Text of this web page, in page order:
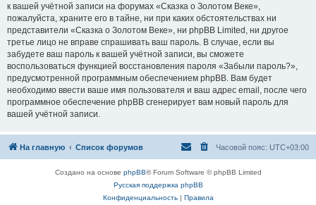
к вашей учётной записи на форумах «Сказка о Золотом Веке»,
пожалуйста, храните его в тайне, ни при каких обстоятельствах ни
представители «Сказка о Золотом Веке», ни phpBB Limited, ни другое
третье лицо не вправе спрашивать ваш пароль. В случае, если вы
забудете ваш пароль к вашей учётной записи, вы сможете
воспользоваться функцией восстановления пароля «Забыли пароль?»,
предусмотренной программным обеспечением phpBB. Вам будет
необходимо ввести ваше имя пользователя и ваш адрес email, после чего
программное обеспечение phpBB сгенерирует вам новый пароль для
вашей учётной записи.
На главную Список форумов Часовой пояс: UTC+03:00
Создано на основе phpBB® Forum Software © phpBB Limited
Русская поддержка phpBB
Конфиденциальность| Правила